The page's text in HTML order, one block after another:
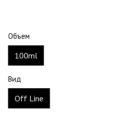
Объем
100ml
Вид
Off Line